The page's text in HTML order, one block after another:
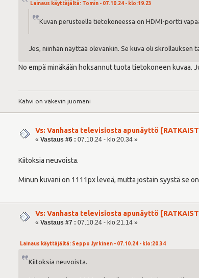
Lainaus käyttäjältä: Tomin - 07.10.24 - klo:19.23
Kuvan perusteella tietokoneessa on HDMI-portti
Jes, niinhän näyttää olevankin. Se kuva oli skrollauksen
No empä minäkään hoksannut tuota tietokoneen kuvaa.
Kahvi on väkevin juomani
Vs: Vanhasta televisiosta apunäyttö
«Vastaus #6 : 07.10.24 - klo:20.34 »
Kiitoksia neuvoista.
Minun kuvani on 1111px leveä, mutta jostain syystä se
Vs: Vanhasta televisiosta apunäyttö
«Vastaus #7 : 07.10.24 - klo:21.14 »
Lainaus käyttäjältä: Seppo Jyrkinen - 07.10.24 - klo:20.34
Kiitoksia neuvoista.